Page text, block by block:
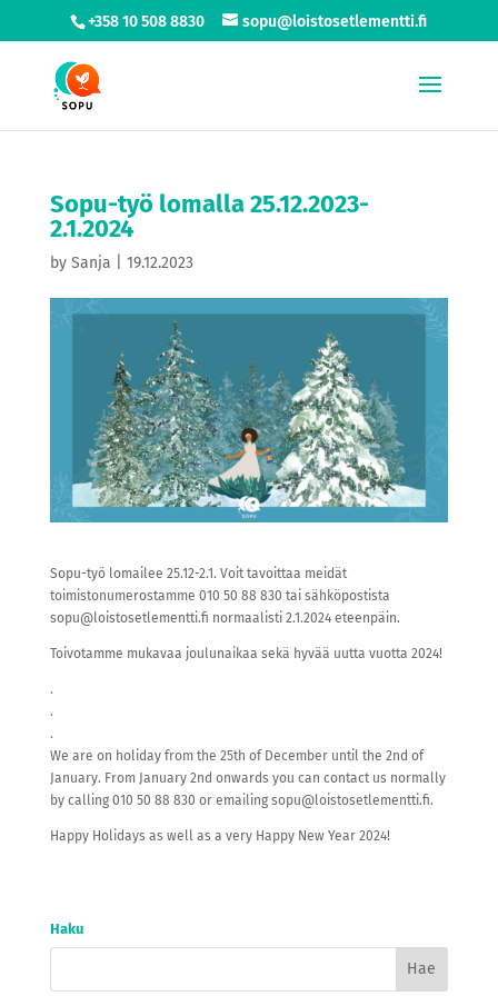
+358 10 508 8830 sopu@loistosetlementti.fi
Sopu-työ lomalla 25.12.2023-
2.1.2024
by Sanja 19.12.2023
Sopu-työ lomailee 25.12-2.1. Voit tavoittaa meidät
toimistonumerostamme 010 50 88 830 tai sähköpostista
sopu@loistosetlementti.fi normaalisti 2.1.2024 eteenpäin.
Toivotamme mukavaa joulunaikaa sekä hyvää uutta vuotta 2024!
.
.
.
We are on holiday from the 25th of December until the 2nd of
January. From January 2nd onwards you can contact us normally
by calling 010 50 88 830 or emailing sopu@loistosetlementti.fi.
Happy Holidays as well as a very Happy New Year 2024!
Haku